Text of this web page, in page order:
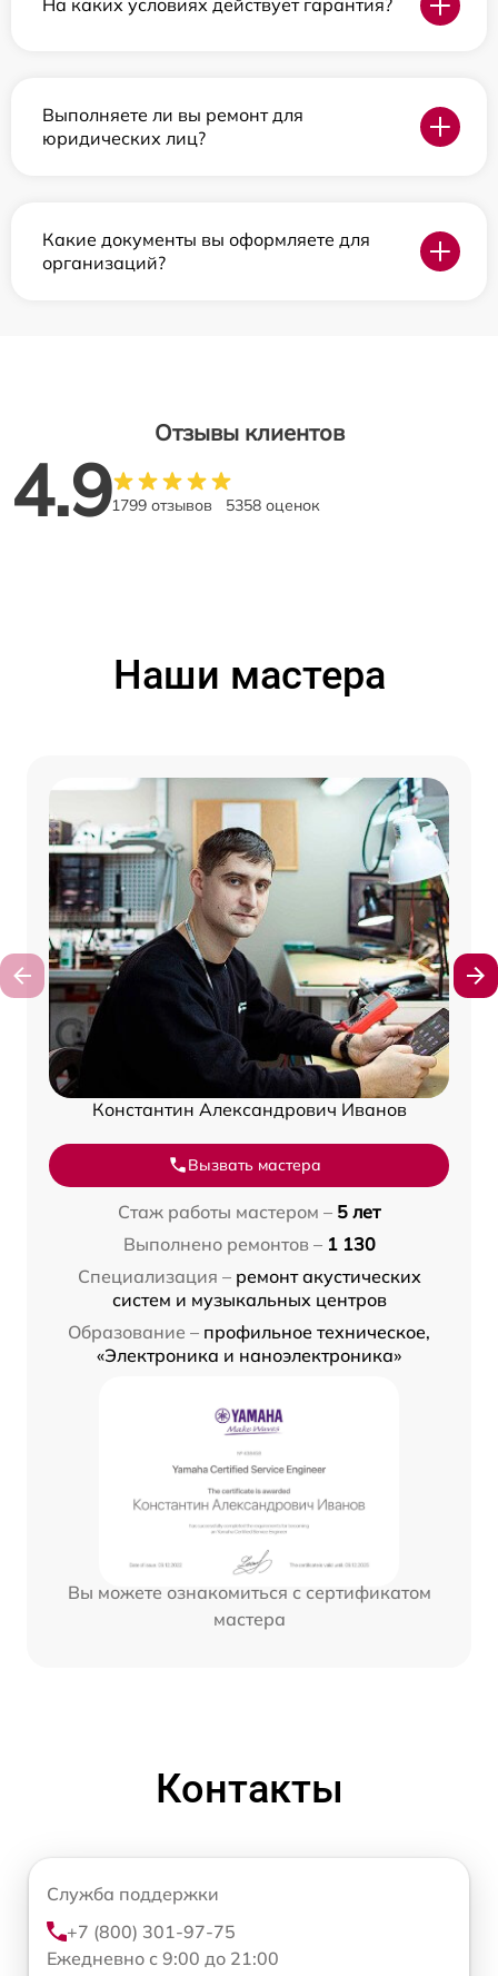
На каких условиях действует гарантия?
Выполняете ли вы ремонт для
юридических лиц?
Какие документы вы оформляете для
организаций?
Отзывы клиентов
4.91799 отзывов 5358 оценок
Наши мастера
Константин Александрович Иванов
Вызвать мастера
Стаж работы мастером – 5 лет
Выполнено ремонтов – 1 130
Специализация – ремонт акустических
систем и музыкальных центров
Образование – профильное техническое,
«Электроника и наноэлектроника»
Вы можете ознакомиться с сертификатом
мастера
Контакты
Служба поддержки
+7 (800) 301-97-75
Ежедневно с 9:00 до 21:00